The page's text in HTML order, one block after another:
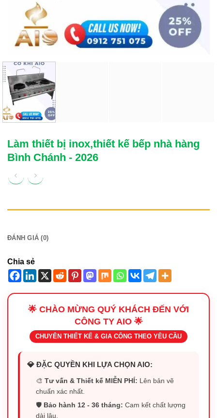
Làm thiết bị inox,thiết kế bếp nhà hàng
Bình Chánh - 2026
ĐÁNH GIÁ (0)
Chia sẻ
🌟 CHÀO MỪNG QUÝ KHÁCH ĐẾN VỚI
CÔNG TY AIO 🌟
CHUYÊN THIẾT KẾ & GIA CÔNG THEO YÊU CẦU
💎 ĐẶC QUYỀN KHI LỰA CHỌN AIO:
🎨Tư vấn & Thiết kế MIỄN PHÍ: Lên bản vẽ
chuẩn xác nhất.
🛡️ Bảo hành 12 - 36 tháng: Cam kết chất lượng
dài lâu.